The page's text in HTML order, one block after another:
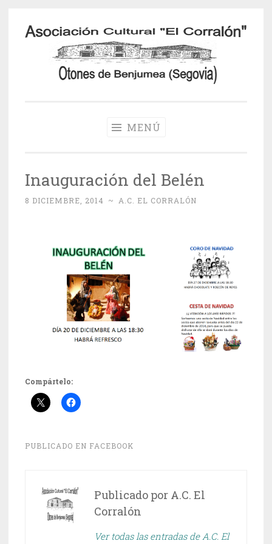
Saltar
contenido
MENÚ
Inauguración del Belén
8 DICIEMBRE, 2014 ~ A.C. EL CORRALÓN
Compártelo:
PUBLICADO EN FACEBOOK
Publicado por A.C. El
Corralón
Ver todas las entradas de A.C. El